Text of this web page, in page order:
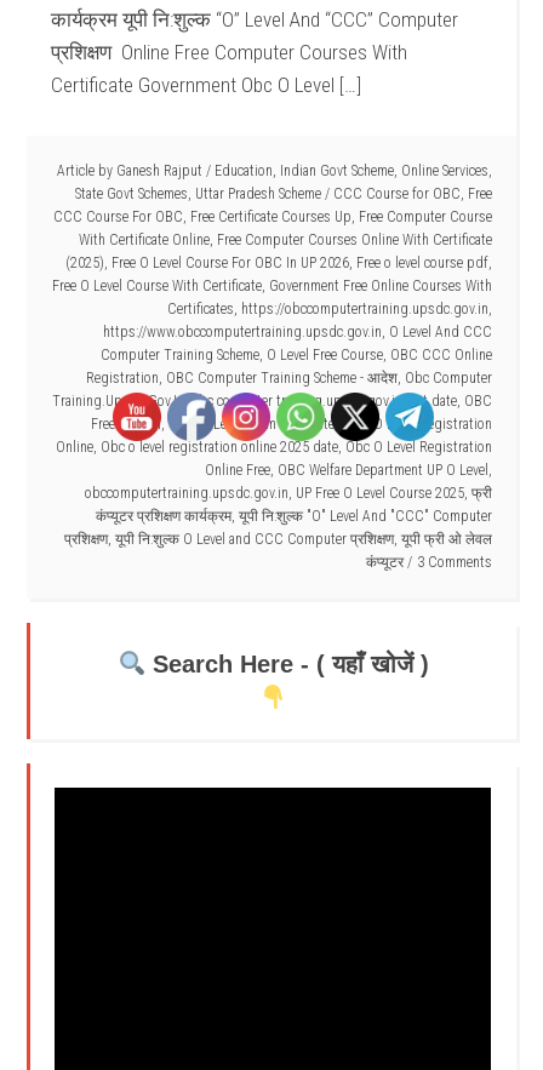
कार्यक्रम यूपी नि:शुल्क “O” Level And “CCC” Computer
प्रशिक्षण Online Free Computer Courses With
Certificate Government Obc O Level […]
Article by Ganesh Rajput / Education, Indian Govt Scheme, Online Services,
State Govt Schemes, Uttar Pradesh Scheme / CCC Course for OBC, Free
CCC Course For OBC, Free Certificate Courses Up, Free Computer Course
With Certificate Online, Free Computer Courses Online With Certificate
(2025), Free O Level Course For OBC In UP 2026, Free o level course pdf,
Free O Level Course With Certificate, Government Free Online Courses With
Certificates, https://obccomputertraining.upsdc.gov.in,
https://www.obccomputertraining.upsdc.gov.in, O Level And CCC
Computer Training Scheme, O Level Free Course, OBC CCC Online
Registration, OBC Computer Training Scheme - आदेश, Obc Computer
Training.Upsdc.Gov.In ,obc computer training.upsdc.gov.in last date, OBC
Free O Level,OBC O Level Form Last Date, OBC O Level Registration
Online, Obc o level registration online 2025 date, Obc O Level Registration
Online Free, OBC Welfare Department UP O Level ,
obccomputertraining.upsdc.gov.in, UP Free O Level Course 2025, फ्री
कंप्यूटर प्रशिक्षण कार्यक्रम, यूपी नि:शुल्क "O" Level And "CCC" Computer
प्रशिक्षण, यूपी नि:शुल्क O Level and CCC Computer प्रशिक्षण, यूपी फ्री ओ लेवल
कंप्यूटर
3 Comments
Search Here - ( यहाँ खोजें )